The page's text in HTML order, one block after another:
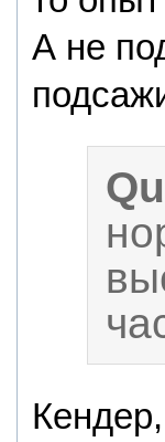
А не